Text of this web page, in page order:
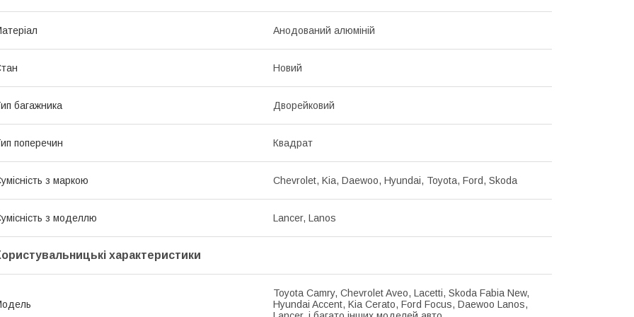
Анодований алюміній
Новий
багажника Дворейковий
поперечин Квадрат
з маркою Chevrolet, Kia, Daewoo, Hyundai, Toyota, Ford, Skoda
з моделлю Lancer, Lanos
характеристики
Toyota Camry, Chevrolet Aveo, Lacetti, Skoda Fabia New,
Hyundai Accent, Kia Cerato, Ford Focus, Daewoo Lanos,